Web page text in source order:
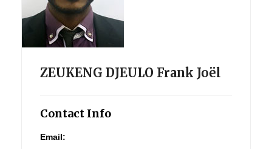
ZEUKENG DJEULO Frank Joël
Contact Info
Email: